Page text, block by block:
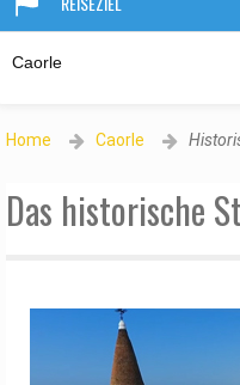
Home Caorle
Das historische